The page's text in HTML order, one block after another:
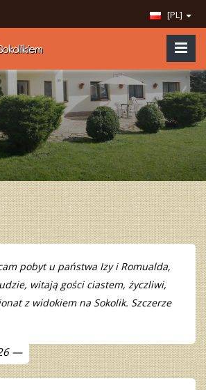
[PL]
pobyt u państwa Izy i Romualda,
witają gości ciastem, życzliwi,
z widokiem na Sokolik. Szczerze